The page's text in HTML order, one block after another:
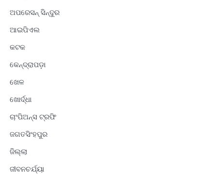
ଅପରେସନ୍ ସିନ୍ଦୁର
ଆଇପିଏଲ
କଟକ
କେନ୍ଦ୍ରାପଡ଼ା
ଖେଳ
ଖୋର୍ଦ୍ଧା
ଚାଂପିଅନ୍ସ ଟ୍ରଫି
ଜଗତସିଂହପୁର
ଜିଲ୍ଲା
ଜୀବନଚର୍ଯ୍ୟା